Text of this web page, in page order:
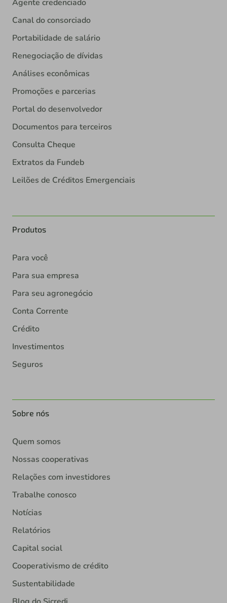
Agente credenciado
Canal do consorciado
Portabilidade de salário
Renegociação de dívidas
Análises econômicas
Promoções e parcerias
Portal do desenvolvedor
Documentos para terceiros
Consulta Cheque
Extratos da Fundeb
Leilões de Créditos Emergenciais
Produtos
Para você
Para sua empresa
Para seu agronegócio
Conta Corrente
Crédito
Investimentos
Seguros
Sobre nós
Quem somos
Nossas cooperativas
Relações com investidores
Trabalhe conosco
Notícias
Relatórios
Capital social
Cooperativismo de crédito
Sustentabilidade